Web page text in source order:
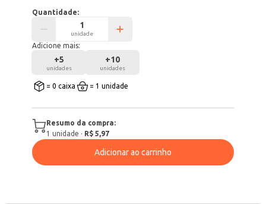
Quantidade:
unidade
Adicione mais:
+5
unidades
+10
unidades
= 0 caixa = 1 unidade
Resumo da compra:
1 unidade · R$ 5,97
Adicionar ao carrinho